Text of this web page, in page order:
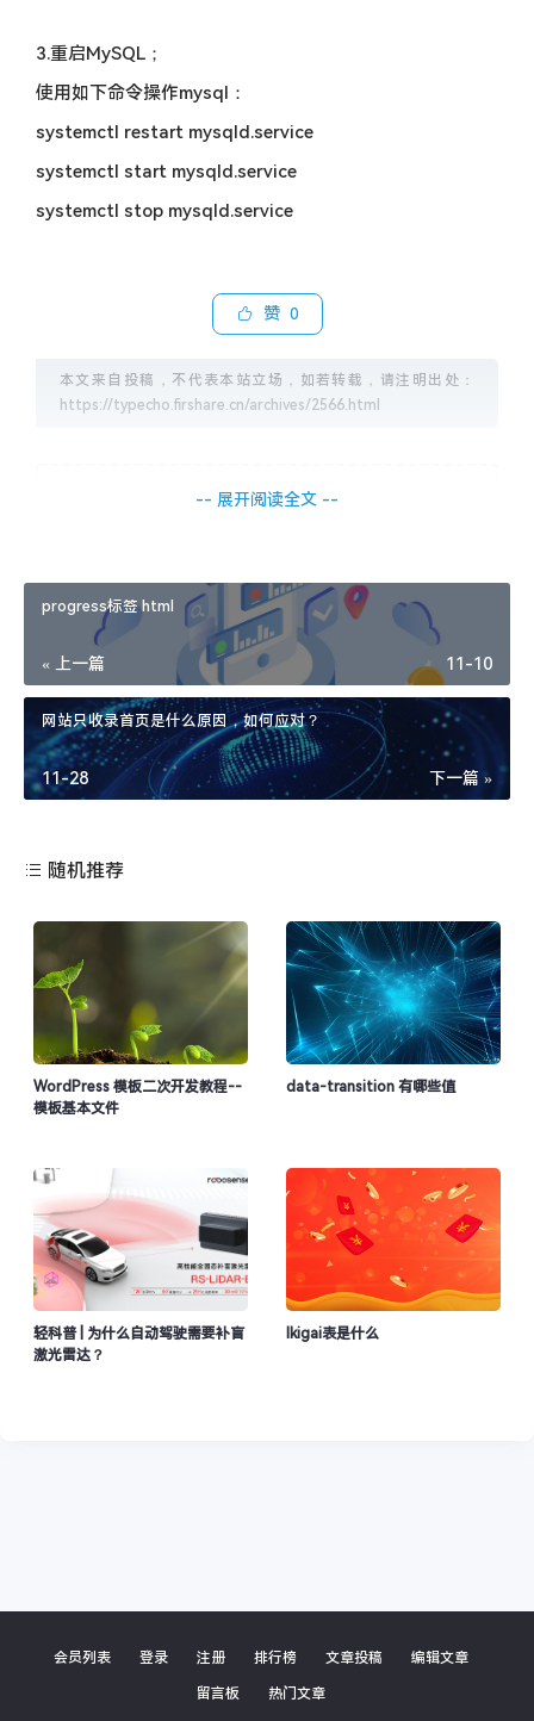
3.重启MySQL；
使用如下命令操作mysql：
systemctl restart mysqld.service
systemctl start mysqld.service
systemctl stop mysqld.service
赞 0
本文来自投稿，不代表本站立场，如若转载，请注明出处：
https://typecho.firshare.cn/archives/2566.html
免责声明：文章内容不代表本站立场，本站不对其内容的真
导任何交易行为。如您私自与本站转载自公开互联网中的资
讯内容中提及到的个人或平台产生交易，则需自行承担后
果。本站在注明来源的前提下推荐原文至此，仅作为优良公
众、公开信息分享阅读，不进行商业发布、发表及从事营利
性活动。如本文内容影响到您的合法权益（内容、图片
等），请及时联系本站，我们会及时删除处理。
-- 展开阅读全文 --
progress标签 html
« 上一篇 11-10
网站只收录首页是什么原因，如何应对？
下一篇 »
11-28
随机推荐
WordPress 模板二次开发教程--
模板基本文件
data-transition 有哪些值
轻科普 | 为什么自动驾驶需要补盲
激光雷达？
Ikigai表是什么
会员列表 登录 注册 排行榜 文章投稿 编辑文章
留言板 热门文章